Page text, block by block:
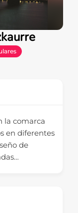
la comarca
en diferentes
de